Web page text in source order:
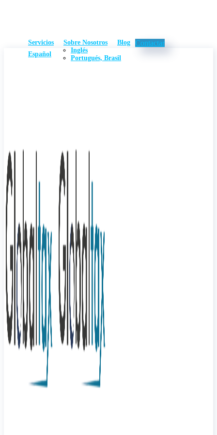
Servicios Sobre Nosotros
Blog
Español
Inglés
Portugués, Brasil
Contactar